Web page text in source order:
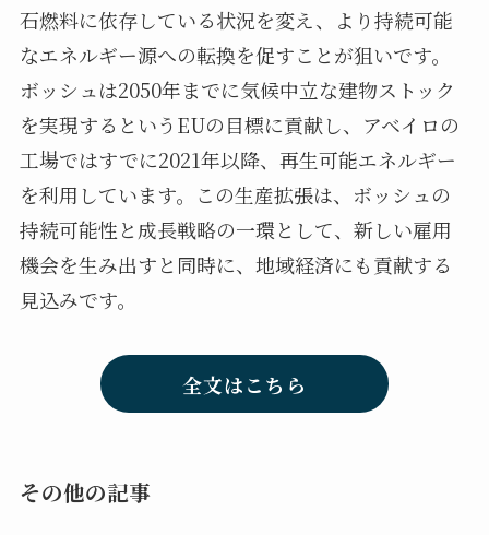
石燃料に依存している状況を変え、より持続可能
なエネルギー源への転換を促すことが狙いです。
ボッシュは2050年までに気候中立な建物ストック
を実現するというEUの目標に貢献し、アベイロの
工場ではすでに2021年以降、再生可能エネルギー
を利用しています。この生産拡張は、ボッシュの
持続可能性と成長戦略の一環として、新しい雇用
機会を生み出すと同時に、地域経済にも貢献する
見込みです。
全文はこちら
その他の記事